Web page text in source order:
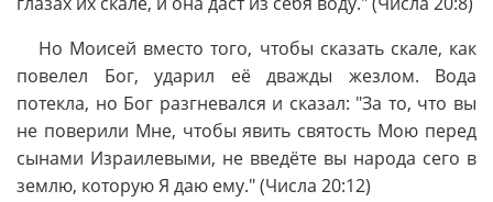
Но Моисей вместо того, чтобы сказать скале, как
повелел Бог, ударил её дважды жезлом. Вода
потекла, но Бог разгневался и сказал: "За то, что вы
не поверили Мне, чтобы явить святость Мою перед
сынами Израилевыми, не введёте вы народа сего в
землю, которую Я даю ему." (Числа 20:12)